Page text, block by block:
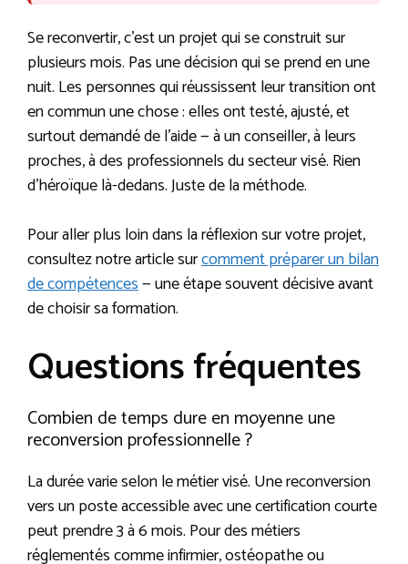
Se reconvertir, c’est un projet qui se construit sur
plusieurs mois. Pas une décision qui se prend en une
nuit. Les personnes qui réussissent leur transition ont
en commun une chose : elles ont testé, ajusté, et
surtout demandé de l’aide — à un conseiller, à leurs
proches, à des professionnels du secteur visé. Rien
d’héroïque là-dedans. Juste de la méthode.
Pour aller plus loin dans la réflexion sur votre projet,
consultez notre article surcomment préparer un bilan
de compétences— une étape souvent décisive avant
de choisir sa formation.
Questions fréquentes
Combien de temps dure en moyenne une
reconversion professionnelle ?
La durée varie selon le métier visé. Une reconversion
vers un poste accessible avec une certification courte
peut prendre 3 à 6 mois. Pour des métiers
réglementés comme infirmier, ostéopathe ou